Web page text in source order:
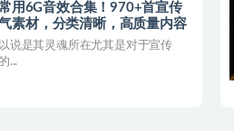
用6G音效合集！970+首宣传
素材，分类清晰，高质量内容
说是其灵魂所在尤其是对于宣传
...